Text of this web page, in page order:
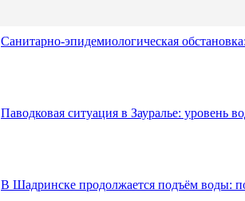
Санитарно-эпидемиологическая
Паводковая ситуация в Зауралье: уровень
В Шадринске продолжается подъём воды: